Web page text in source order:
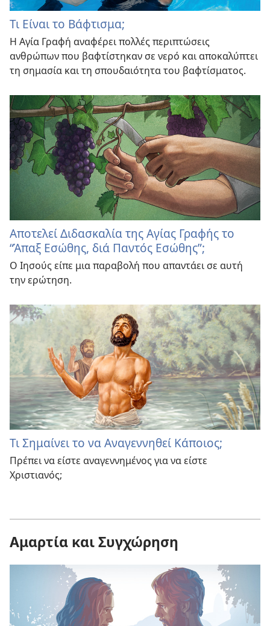
Τι Είναι το Βάφτισμα;
Η Αγία Γραφή αναφέρει πολλές περιπτώσεις
ανθρώπων που βαφτίστηκαν σε νερό και αποκαλύπτει
τη σημασία και τη σπουδαιότητα του βαφτίσματος.
Αποτελεί Διδασκαλία της Αγίας Γραφής το
“Άπαξ Εσώθης, διά Παντός Εσώθης”;
Ο Ιησούς είπε μια παραβολή που απαντάει σε αυτή
την ερώτηση.
Τι Σημαίνει το να Αναγεννηθεί Κάποιος;
Πρέπει να είστε αναγεννημένος για να είστε
Χριστιανός;
Αμαρτία και Συγχώρηση